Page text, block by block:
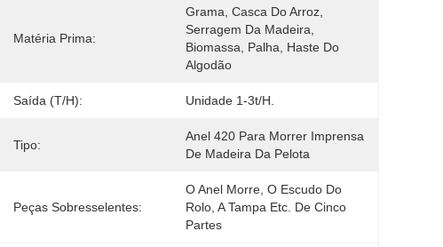
Matéria Prima:
Grama, Casca Do Arroz,
Serragem Da Madeira,
Biomassa, Palha, Haste Do
Algodão
Saída (t/h): Unidade 1-3t/h.
Tipo:
Anel 420 Para Morrer Imprensa
De Madeira Da Pelota
Peças Sobresselentes:
O Anel Morre, O Escudo Do
Rolo, A Tampa Etc. De Cinco
Partes